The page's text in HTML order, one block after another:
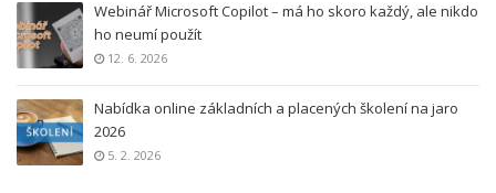
Webinář Microsoft Copilot – má ho skoro každý, ale nikdo
ho neumí použít
12. 6. 2026
Nabídka online základních a placených školení na jaro
2026
5. 2. 2026